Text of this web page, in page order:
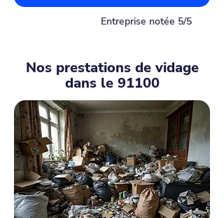
Entreprise notée 5/5
Nos prestations de vidage
dans le 91100